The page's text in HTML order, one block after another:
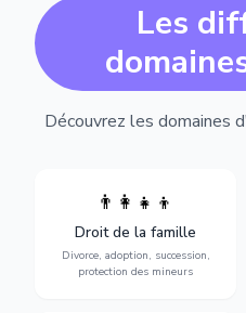
Les
Découvrez les domaines
👨‍👩‍👧‍👦
Droit de la famille
Divorce, adoption, succession,
protection des mineurs
Divorce, garde d'enfants,
adoption, succession et
protection des personnes
vulnérables.